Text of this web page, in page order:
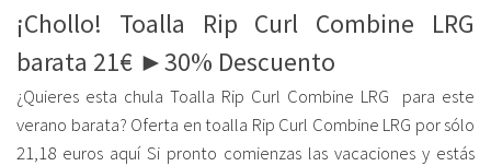
¡Chollo! Toalla Rip Curl Combine LRG
barata 21€ ►30% Descuento
¿Quieres esta chula Toalla Rip Curl Combine LRG para este
verano barata? Oferta en toalla Rip Curl Combine LRG por sólo
21,18 euros aquí Si pronto comienzas las vacaciones y estás